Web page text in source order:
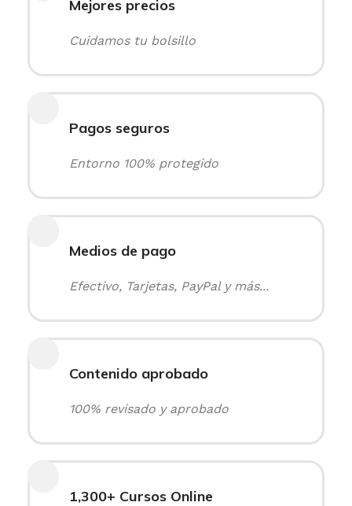
Mejores precios
Cuidamos tu bolsillo
Pagos seguros
Entorno 100% protegido
Medios de pago
Efectivo, Tarjetas, PayPal y más...
Contenido aprobado
100% revisado y aprobado
1,300+ Cursos Online